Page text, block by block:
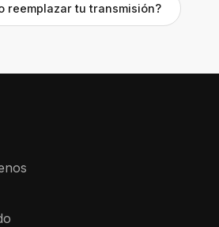
reemplazar tu transmisión?